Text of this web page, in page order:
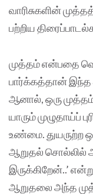
வாரிசுகளின்
பற்றிய
முத்தம் என்பதை
பார்க்கத்தான் இந்த
ஆனால், ஒரு
யாரும் முழுதாய்ப்
உண்மை. துயருற்ற
ஆறுதல் சொல்லில்
இருக்கிறேன்..’
ஆறுதலை அந்த